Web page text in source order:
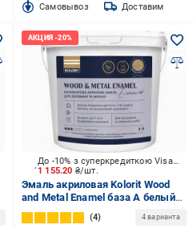
Cамовывоз Доставим
1 155.20 ₴/шт.
До -10% з суперкредиткою Visa Вигода
Эмаль акриловая Kolorit Wood
and Metal Enamel база А белый
полумат 2 л
4 4 варианта